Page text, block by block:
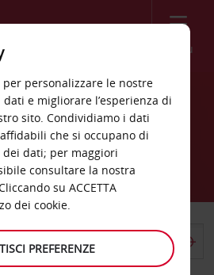
Menù
Stazione
Siviglia
personalizzare le nostre
e migliorare l’esperienza di
sito. Condividiamo i dati
che si occupano di
dati; per maggiori
consultare la nostra
su ACCETTA
dei cookie.
PREFERENZE